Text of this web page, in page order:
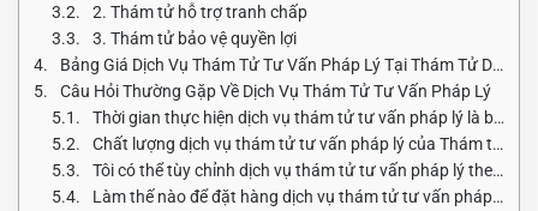
2. Thám tử hỗ trợ tranh chấp
3. Thám tử bảo vệ quyền lợi
Bảng Giá Dịch Vụ Thám Tử Tư Vấn Pháp Lý Tại Thám Tử Duy Long
Câu Hỏi Thường Gặp Về Dịch Vụ Thám Tử Tư Vấn Pháp Lý
Thời gian thực hiện dịch vụ thám tử tư vấn pháp lý là bao lâu?
Chất lượng dịch vụ thám tử tư vấn pháp lý của Thám tử Duy Long như thế nào?
Tôi có thể tùy chỉnh dịch vụ thám tử tư vấn pháp lý theo yêu cầu của mình không?
Làm thế nào để đặt hàng dịch vụ thám tử tư vấn pháp lý của Thám tử Duy Long?